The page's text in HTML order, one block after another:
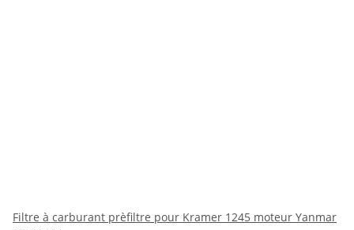
Filtre à carburant prèfiltre pour Kramer 1245 moteur Yanmar